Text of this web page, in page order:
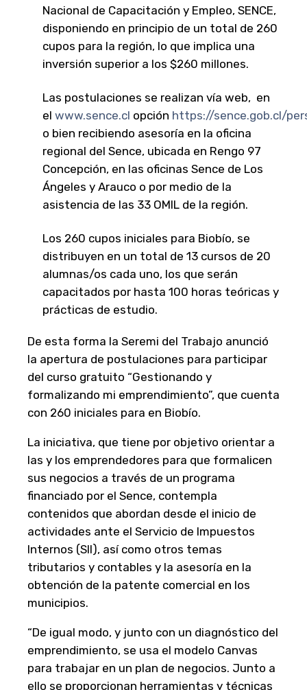
Nacional de Capacitación y Empleo, SENCE,
disponiendo en principio de un total de 260
cupos para la región, lo que implica una
inversión superior a los $260 millones.
Las postulaciones se realizan vía web, en
el www.sence.cl opción https://sence.gob.cl/
o bien recibiendo asesoría en la oficina
regional del Sence, ubicada en Rengo 97
Concepción, en las oficinas Sence de Los
Ángeles y Arauco o por medio de la
asistencia de las 33 OMIL de la región.
Los 260 cupos iniciales para Biobío, se
distribuyen en un total de 13 cursos de 20
alumnas/os cada uno, los que serán
capacitados por hasta 100 horas teóricas y
prácticas de estudio.
De esta forma la Seremi del Trabajo anunció
la apertura de postulaciones para participar
del curso gratuito “Gestionando y
formalizando mi emprendimiento”, que cuenta
con 260 iniciales para en Biobío.
La iniciativa, que tiene por objetivo orientar a
las y los emprendedores para que formalicen
sus negocios a través de un programa
financiado por el Sence, contempla
contenidos que abordan desde el inicio de
actividades ante el Servicio de Impuestos
Internos (SII), así como otros temas
tributarios y contables y la asesoría en la
obtención de la patente comercial en los
municipios.
“De igual modo, y junto con un diagnóstico del
emprendimiento, se usa el modelo Canvas
para trabajar en un plan de negocios. Junto a
ello se proporcionan herramientas y técnicas